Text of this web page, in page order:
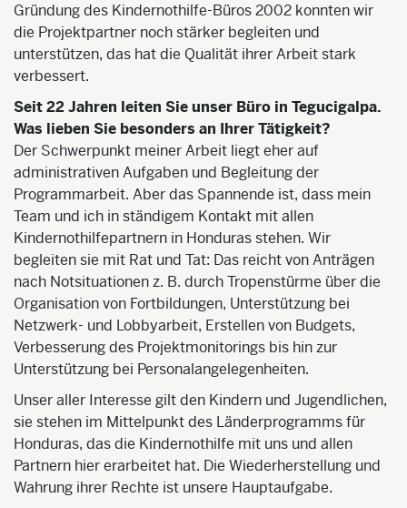
Gründung des Kindernothilfe-Büros 2002 konnten wir
die Projektpartner noch stärker begleiten und
unterstützen, das hat die Qualität ihrer Arbeit stark
verbessert.
Seit 22 Jahren leiten Sie unser Büro in Tegucigalpa.
Was lieben Sie besonders an Ihrer Tätigkeit?
Der Schwerpunkt meiner Arbeit liegt eher auf
administrativen Aufgaben und Begleitung der
Programmarbeit. Aber das Spannende ist, dass mein
Team und ich in ständigem Kontakt mit allen
Kindernothilfepartnern in Honduras stehen. Wir
begleiten sie mit Rat und Tat: Das reicht von Anträgen
nach Notsituationen z. B. durch Tropenstürme über die
Organisation von Fortbildungen, Unterstützung bei
Netzwerk- und Lobbyarbeit, Erstellen von Budgets,
Verbesserung des Projektmonitorings bis hin zur
Unterstützung bei Personalangelegenheiten.
Unser aller Interesse gilt den Kindern und Jugendlichen,
sie stehen im Mittelpunkt des Länderprogramms für
Honduras, das die Kindernothilfe mit uns und allen
Partnern hier erarbeitet hat. Die Wiederherstellung und
Wahrung ihrer Rechte ist unsere Hauptaufgabe.